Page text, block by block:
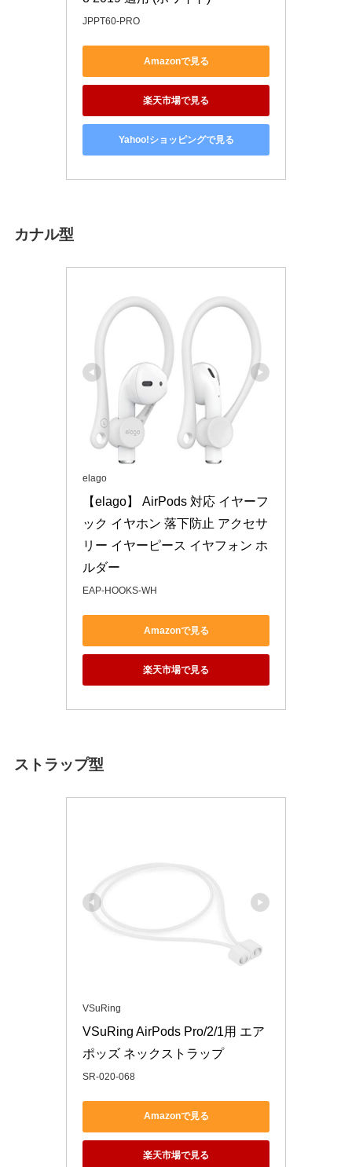
JPPT60-PRO
Amazonで見る
楽天市場で見る
Yahoo!ショッピングで見る
カナル型
elago
【elago】 AirPods 対応 イヤーフ
ック イヤホン 落下防止 アクセサ
リー イヤーピース イヤフォン ホ
ルダー
EAP-HOOKS-WH
Amazonで見る
楽天市場で見る
ストラップ型
VSuRing
VSuRing AirPods Pro/2/1用 エア
ポッズ ネックストラップ
SR-020-068
Amazonで見る
楽天市場で見る